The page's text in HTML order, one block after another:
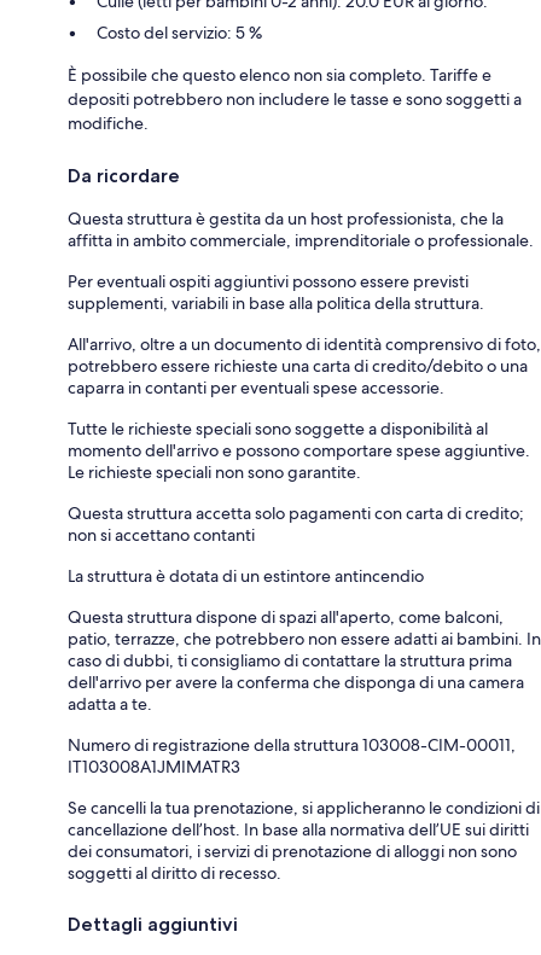
Costo del servizio: 5 %
È possibile che questo elenco non sia completo. Tariffe e
depositi potrebbero non includere le tasse e sono soggetti a
modifiche.
Da ricordare
Questa struttura è gestita da un host professionista, che la
affitta in ambito commerciale, imprenditoriale o professionale.
Per eventuali ospiti aggiuntivi possono essere previsti
supplementi, variabili in base alla politica della struttura.
All'arrivo, oltre a un documento di identità comprensivo di foto,
potrebbero essere richieste una carta di credito/debito o una
caparra in contanti per eventuali spese accessorie.
Tutte le richieste speciali sono soggette a disponibilità al
momento dell'arrivo e possono comportare spese aggiuntive.
Le richieste speciali non sono garantite.
Questa struttura accetta solo pagamenti con carta di credito;
non si accettano contanti
La struttura è dotata di un estintore antincendio
Questa struttura dispone di spazi all'aperto, come balconi,
patio, terrazze, che potrebbero non essere adatti ai bambini. In
caso di dubbi, ti consigliamo di contattare la struttura prima
dell'arrivo per avere la conferma che disponga di una camera
adatta a te.
Numero di registrazione della struttura 103008-CIM-00011,
IT103008A1JMIMATR3
Se cancelli la tua prenotazione, si applicheranno le condizioni di
cancellazione dell’host. In base alla normativa dell’UE sui diritti
dei consumatori, i servizi di prenotazione di alloggi non sono
soggetti al diritto di recesso.
Dettagli aggiuntivi